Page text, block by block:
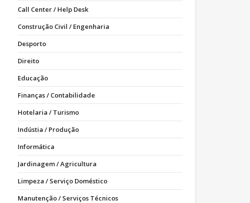
Call Center / Help Desk
Construção Civil / Engenharia
Desporto
Direito
Educação
Finanças / Contabilidade
Hotelaria / Turismo
Indústia / Produção
Informática
Jardinagem / Agricultura
Limpeza / Serviço Doméstico
Manutenção / Serviços Técnicos